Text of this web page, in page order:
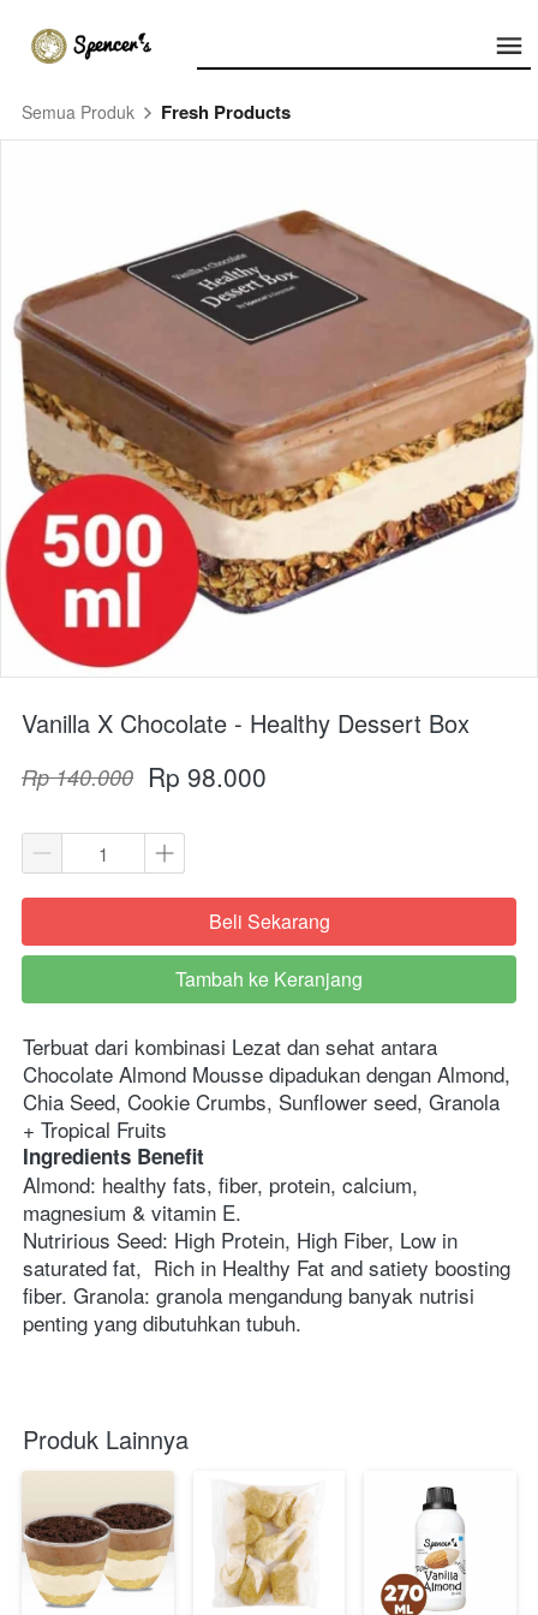
Semua Produk Fresh Products
Vanilla X Chocolate - Healthy Dessert Box
Rp 140.000 Rp 98.000
`Beli Sekarang
`
Tambah ke Keranjang
Terbuat dari kombinasi Lezat dan sehat antara
Chocolate Almond Mousse dipadukan dengan Almond,
Chia Seed, Cookie Crumbs, Sunflower seed, Granola
+ Tropical Fruits
Ingredients Benefit
Almond: healthy fats, fiber, protein, calcium,
magnesium & vitamin E.
Nutririous Seed: High Protein, High Fiber, Low in
saturated fat,  Rich in Healthy Fat and satiety boosting
fiber. Granola: granola mengandung banyak nutrisi
penting yang dibutuhkan tubuh.
Produk Lainnya